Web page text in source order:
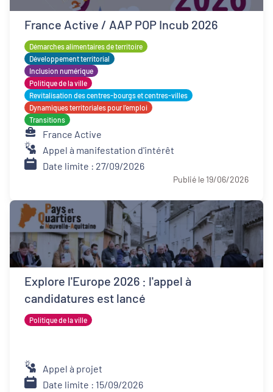
France Active / AAP POP Incub 2026
Démarches alimentaires de territoire
Développement territorial
Inclusion numérique
Politique de la ville
Revitalisation des centres-bourgs et centres-villes
Dynamiques territoriales pour l’emploi
Transitions
France Active
Appel à manifestation d'intérêt
Date limite : 27/09/2026
Publié le 19/06/2026
Explore l'Europe 2026 : l'appel à
candidatures est lancé
Politique de la ville
Appel à projet
Date limite : 15/09/2026